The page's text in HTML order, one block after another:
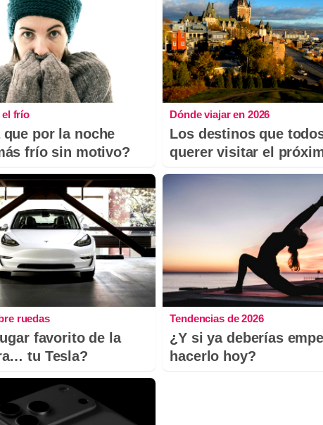
el frío
que por la noche
frío sin motivo?
Dónde viajar en 2026
Los destinos que
querer visitar el
ruedas
favorito de la
tu Tesla?
Tendencias de 2026
¿Y si ya deberías
hacerlo hoy?